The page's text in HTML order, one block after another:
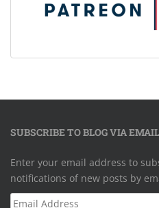
SUBSCRIBE TO BLOG VIA EMAIL
Enter your email address to
notifications of new posts by
Email